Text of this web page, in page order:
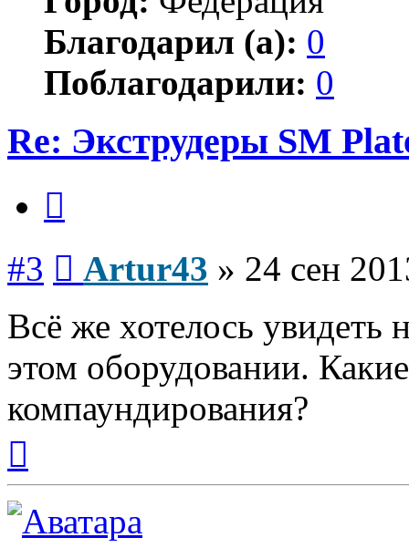
Благодарил (а): 0
Поблагодарили: 0
Re: Экструдеры SM
#3 Artur43 » 24 сен
Всё же хотелось увидеть
этом оборудовании.
компаундирования?
началу